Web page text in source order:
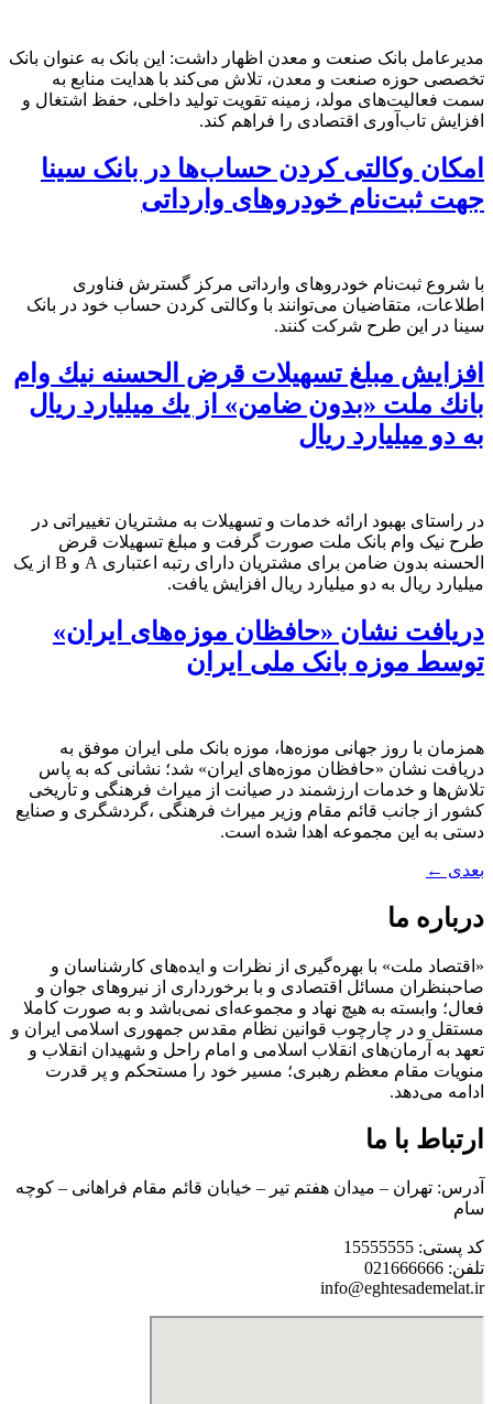
مدیرعامل بانک صنعت و معدن اظهار داشت: این بانک به عنوان بانک
تخصصی حوزه صنعت و معدن، تلاش می‌کند با هدایت منابع به
سمت فعالیت‌های مولد، زمینه تقویت تولید داخلی، حفظ اشتغال و
افزایش تاب‌آوری اقتصادی را فراهم کند.
امکان وکالتی کردن حساب‌ها در بانک سینا
جهت ثبت‌نام خودروهای وارداتی
با شروع ثبت‌نام خودروهای وارداتی مرکز گسترش فناوری
اطلاعات، متقاضیان می‌توانند با وکالتی کردن حساب خود در بانک
سینا در این طرح شرکت کنند.
افزایش مبلغ تسهیلات قرض الحسنه نیك وام
بانك ملت «بدون ضامن» از یك میلیارد ریال
به دو میلیارد ریال
در راستای بهبود ارائه خدمات و تسهیلات به مشتریان تغییراتی در
طرح نیک وام بانک ملت صورت گرفت و مبلغ تسهیلات قرض
الحسنه بدون ضامن برای مشتریان دارای رتبه اعتباری A و B از یک
میلیارد ریال به دو میلیارد ریال افزایش یافت.
دریافت نشان «حافظان موزه‌های ایران»
توسط موزه بانک ملی ایران
همزمان با روز جهانی موزه‌ها، موزه بانک ملی ایران موفق به
دریافت نشان «حافظان موزه‌های ایران» شد؛ نشانی که به پاس
تلاش‌ها و خدمات ارزشمند در صیانت از میراث فرهنگی و تاریخی
کشور از جانب قائم مقام وزیر میراث فرهنگی ،گردشگری و صنایع
دستی به این مجموعه اهدا شده است.
بعدی ←
درباره ما
«اقتصاد ملت» با بهره‌گیری از نظرات و ایده‌های کارشناسان و
صاحبنظران مسائل اقتصادی و با برخورداری از نیروهای جوان و
فعال؛ وابسته به هیچ نهاد و مجموعه‌ای نمی‌‌باشد و به صورت کاملا
مستقل و در چارچوب قوانین نظام مقدس جمهوری اسلامی ایران و
تعهد به آرمان‌های انقلاب اسلامی و امام راحل و شهیدان انقلاب و
منویات مقام معظم رهبری؛ مسیر خود را مستحکم و پر قدرت
ادامه می‌دهد.
ارتباط با ما
آدرس: تهران – میدان هفتم تیر – خیابان قائم مقام فراهانی – کوچه
سام
کد پستی: 15555555
تلفن: 021666666
info@eghtesademelat.ir